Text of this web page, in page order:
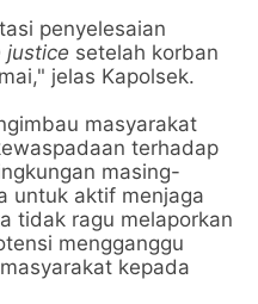
penyelesaian
justice setelah korban
jelas Kapolsek.
masyarakat
terhadap
masing-
untuk aktif menjaga
tidak ragu melaporkan
mengganggu
kepada